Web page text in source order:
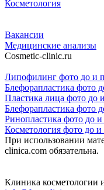
Косметология
Вакансии
Медицинские анализы
Cosmetic-clinic.ru
Липофилинг фото до и
Блефорапластика фото
Пластика лица фото до
Блефорапластика фото
Ринопластика фото до и
Косметология фото до и
При использовании
clinica.com обязательна.
Клиника косметологии